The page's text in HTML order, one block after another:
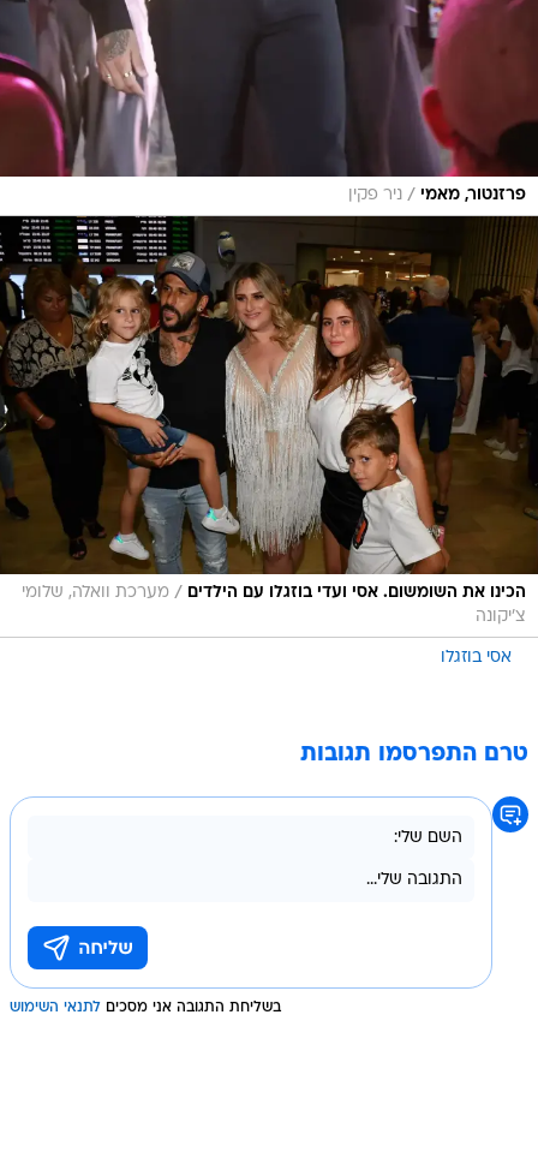
פרזנטור, מאמי / ניר פקין
הכינו את השומשום. אסי ועדי בוזגלו עם הילדים / מערכת וואלה, שלומי
צ'יקונה
אסי בוזגלו
טרם התפרסמו תגובות
בשליחת התגובה אני מסכים לתנאי השימוש